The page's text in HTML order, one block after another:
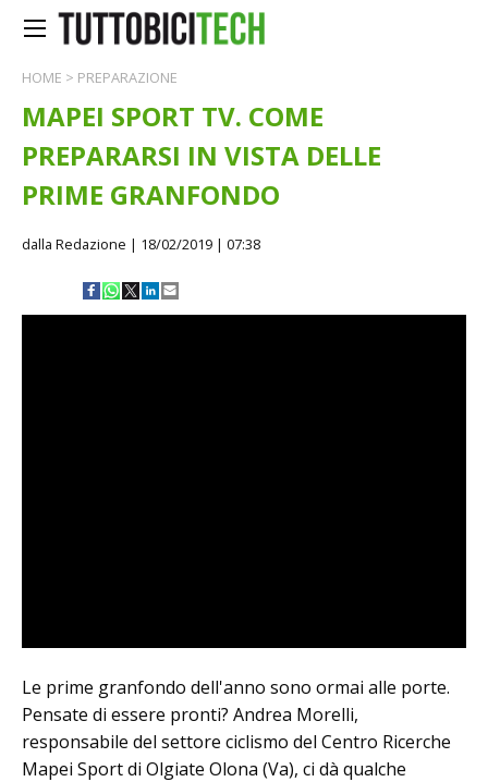
HOME > PREPARAZIONE
MAPEI SPORT TV. COME
PREPARARSI IN VISTA DELLE
PRIME GRANFONDO
dalla Redazione | 18/02/2019 | 07:38
Le prime granfondo dell'anno sono ormai alle porte.
Pensate di essere pronti? Andrea Morelli,
responsabile del settore ciclismo del Centro Ricerche
Mapei Sport di Olgiate Olona (Va), ci dà qualche